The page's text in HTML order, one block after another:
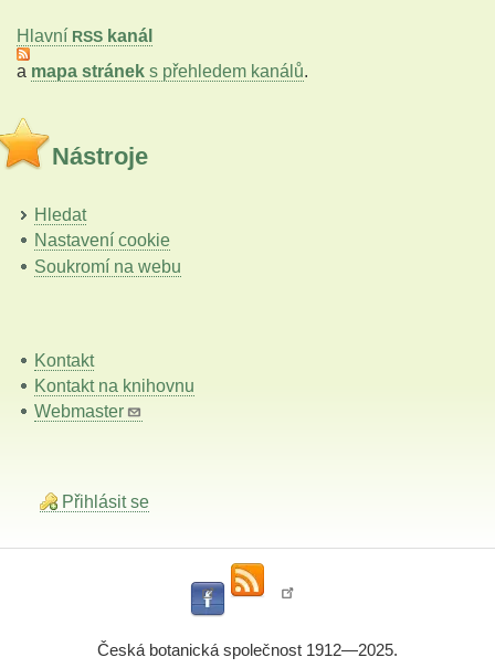
Hlavní RSS kanál
a mapa stránek s přehledem kanálů.
Nástroje
Hledat
Nastavení cookie
Soukromí na webu
Kontakt
Kontakt na knihovnu
Webmaster
Přihlásit se
Česká botanická společnost 1912—2025.